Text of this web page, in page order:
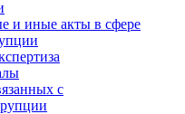
и иные акты в сфере
с